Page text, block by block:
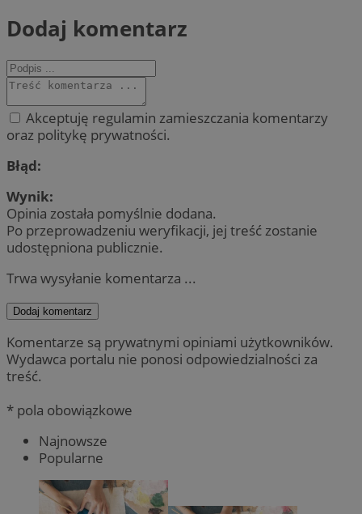
Dodaj komentarz
Akceptuję regulamin zamieszczania komentarzy
oraz politykę prywatności.
Błąd:
Wynik:
Opinia została pomyślnie dodana.
Po przeprowadzeniu weryfikacji, jej treść zostanie
udostępniona publicznie.
Trwa wysyłanie komentarza ...
Dodaj komentarz
Komentarze są prywatnymi opiniami użytkowników.
Wydawca portalu nie ponosi odpowiedzialności za
treść.
* pola obowiązkowe
Najnowsze
Popularne